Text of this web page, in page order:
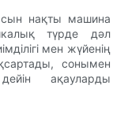
нақты машина
түрде дәл
мен жүйенің
сонымен
ақауларды